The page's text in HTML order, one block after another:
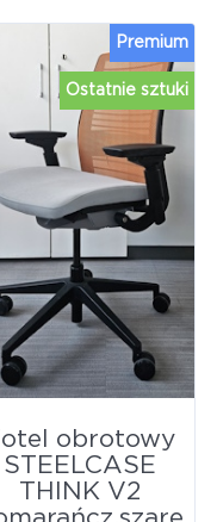
Ostatnie sztuki
Premium
obrotowy
STEELCASE
THINK V2